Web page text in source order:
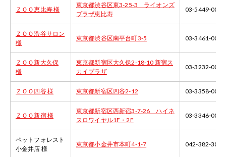
ＺＯＯ恵比寿 様
東京都渋谷区東3-25-3 ライオンズ
プラザ恵比寿
03-5449-0002
ＺＯＯ渋谷サロン
様
東京都渋谷区南平台町3-5 03-3461-0002
ＺＯＯ新大久保
様
東京都新宿区大久保2-18-10 新宿ス
カイプラザ
03-3232-0002
ＺＯＯ四谷 様 東京都新宿区四谷2-12 03-3358-0002
ＺＯＯ新宿 様
東京都新宿区西新宿3-7-26 ハイネ
スロワイヤル1F・2F
03-3346-0002
ペットフォレスト
小金井店 様
東京都小金井市本町4-1-7 042-382-3050